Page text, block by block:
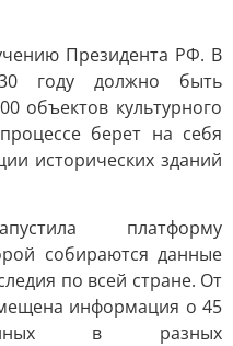
Президента РФ. В
году должно быть
объектов культурного
берет на себя
исторических зданий
платформу
собираются данные
по всей стране. От
информация о 45
в разных